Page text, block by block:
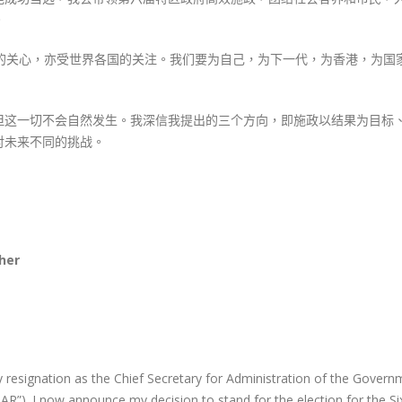
心，亦受世界各国的关注。我们要为自己，为下一代，为香港，为国
一切不会自然发生。我深信我提出的三个方向，即施政以结果为目标
来不同的挑战。
resignation as the Chief Secretary for Administration of the